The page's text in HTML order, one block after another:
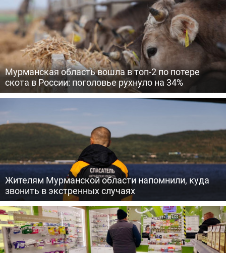
Мурманская область вошла в топ-2 по потере
скота в России: поголовье рухнуло на 34%
Жителям Мурманской области напомнили, куда
звонить в экстренных случаях